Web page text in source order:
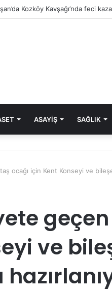
Kozköy Kavşağı’nda feci
ASAYIŞ SAĞLIK
ocağı için Kent Konseyi ve
geçen
ve